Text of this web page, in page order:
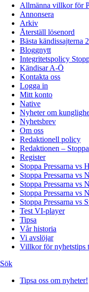
Allmänna villkor för
Annonsera
Arkiv
Återställ lösenord
Bästa kändissajterna
Bloggnytt
Integritetspolicy
Kändisar A-Ö
Kontakta oss
Logga in
Mitt konto
Native
Nyheter om
Nyhetsbrev
Om oss
Redaktionell policy
Redaktionen –
Register
Stoppa Pressarna vs
Stoppa Pressarna vs
Stoppa Pressarna vs
Stoppa Pressarna vs
Stoppa Pressarna vs
Test VI-player
Tipsa
Vår historia
Vi avslöjar
Villkor för nyhetstips
Sök
Tipsa oss om nyheter!